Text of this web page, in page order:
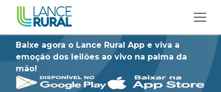
Baixe agora o Lance Rural App e viva a
emoção dos leilões ao vivo na palma da
mão!